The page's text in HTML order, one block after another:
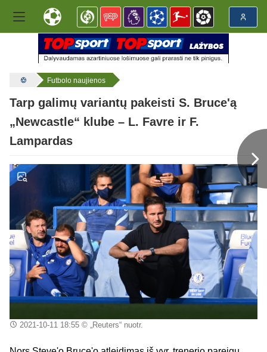
Futbolo naujienos
Tarp galimų variantų pakeisti S. Bruce'ą
„Newcastle“ klube – L. Favre ir F.
Lampardas
2021-10-11 18:55© „Reuters“ nuotr.